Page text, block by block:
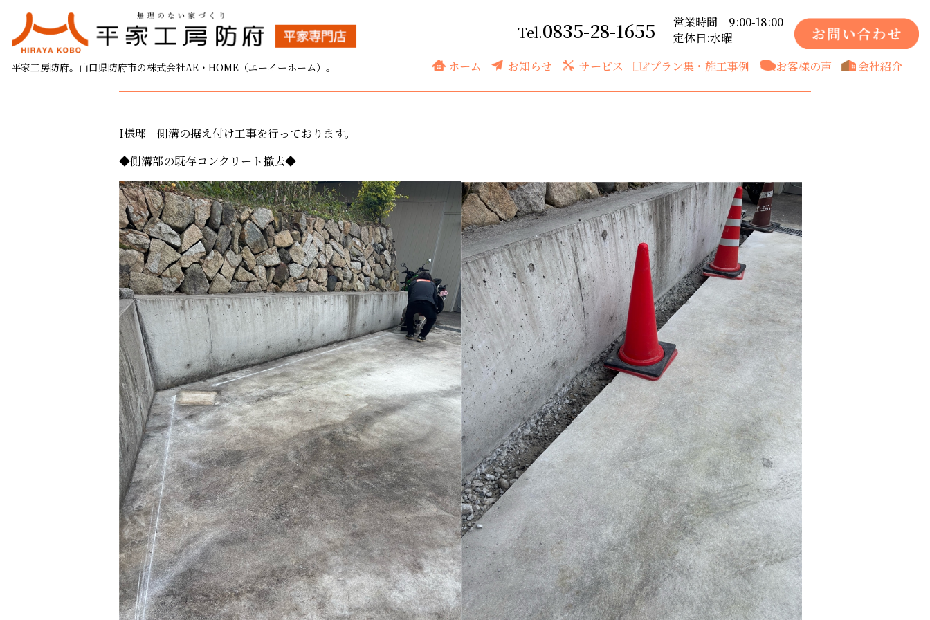
平家工房防府。山口県防府市の株式会社AE・HOME（エーイーホーム）。
0835-28-1655
営業時間 9:00-18:00
定休日:水曜
ホーム
お知らせ サービス プラン集・施工事例 お客様の声 会社紹介
I様邸 側溝設置工事
2025.12.16
I様邸 側溝の据え付け工事を行っております。
◆側溝部の既存コンクリート撤去◆